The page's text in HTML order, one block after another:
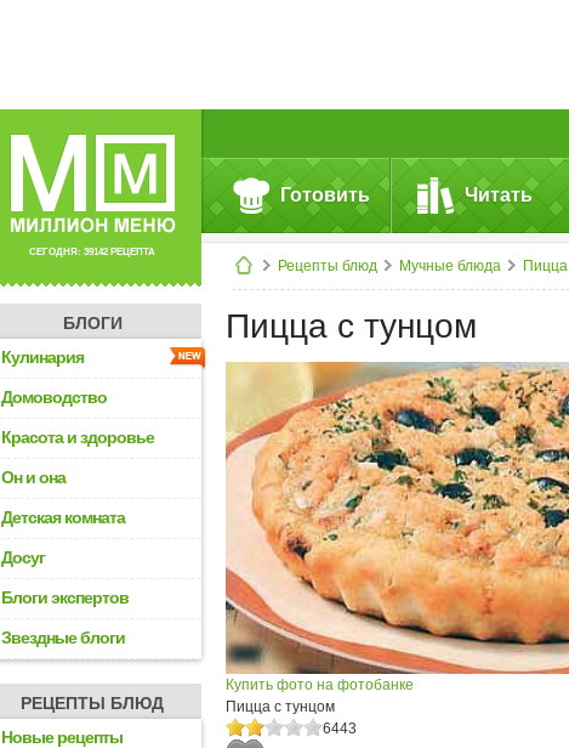
СЕГОДНЯ: 39142 РЕЦЕПТА
Готовить Читать
Рецепты блюд Мучные блюда Пицца
БЛОГИ
Кулинария
Домоводство
Красота и здоровье
Он и она
Детская комната
Досуг
Блоги экспертов
Звездные блоги
РЕЦЕПТЫ БЛЮД
Новые рецепты
Пицца с тунцом
Купить фото на фотобанке
Пицца с тунцом
6443